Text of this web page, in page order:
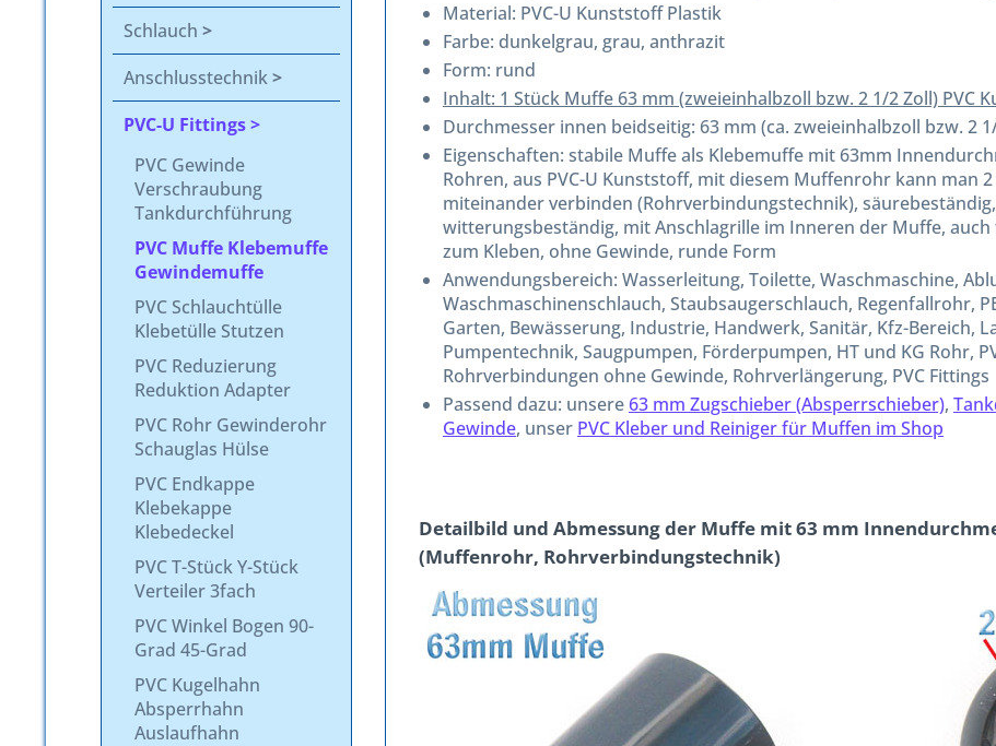
Schlauch
Anschlusstechnik
PVC-U Fittings
PVC Gewinde
Verschraubung
Tankdurchführung
PVC Muffe Klebemuffe
Gewindemuffe
PVC Schlauchtülle
Klebetülle Stutzen
PVC Reduzierung
Reduktion Adapter
PVC Rohr Gewinderohr
Schauglas Hülse
PVC Endkappe
Klebekappe
Klebedeckel
PVC T-Stück Y-Stück
Verteiler 3fach
PVC Winkel Bogen 90-
Grad 45-Grad
PVC Kugelhahn
Absperrhahn
Auslaufhahn
Material: PVC-U Kunststoff Plastik
Farbe: dunkelgrau, grau, anthrazit
Form: rund
Inhalt: 1 Stück Muffe 63 mm (zweieinhalbzoll bzw. 2 1/2 Zoll) PVC
Durchmesser innen beidseitig: 63 mm (ca. zweieinhalbzoll bzw. 2
Eigenschaften: stabile Muffe als Klebemuffe mit 63mm
Rohren, aus PVC-U Kunststoff, mit diesem Muffenrohr kann man
miteinander verbinden (Rohrverbindungstechnik),
witterungsbeständig, mit Anschlagrille im Inneren der Muffe,
zum Kleben, ohne Gewinde, runde Form
Anwendungsbereich: Wasserleitung, Toilette, Waschmaschine,
Waschmaschinenschlauch, Staubsaugerschlauch, Regenfallrohr,
Garten, Bewässerung, Industrie, Handwerk, Sanitär, Kfz-Bereich,
Pumpentechnik, Saugpumpen, Förderpumpen, HT und KG Rohr,
Rohrverbindungen ohne Gewinde, Rohrverlängerung, PVC Fittings
Passend dazu: unsere63 mm Zugschieber (Absperrschieber),
Gewinde, unser PVC Kleber und Reiniger für Muffen im Shop
Detailbild und Abmessung der Muffe mit 63 mm
(Muffenrohr, Rohrverbindungstechnik)